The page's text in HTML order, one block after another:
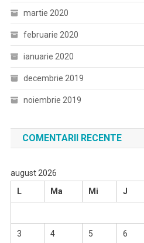
martie 2020
februarie 2020
ianuarie 2020
decembrie 2019
noiembrie 2019
COMENTARII RECENTE
august 2026
L
Ma Mi J
3 4 5 6